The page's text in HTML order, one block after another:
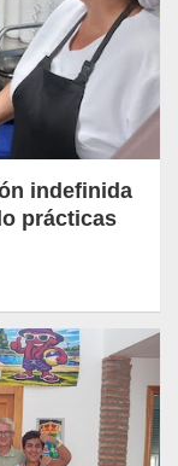
indefinida
prácticas